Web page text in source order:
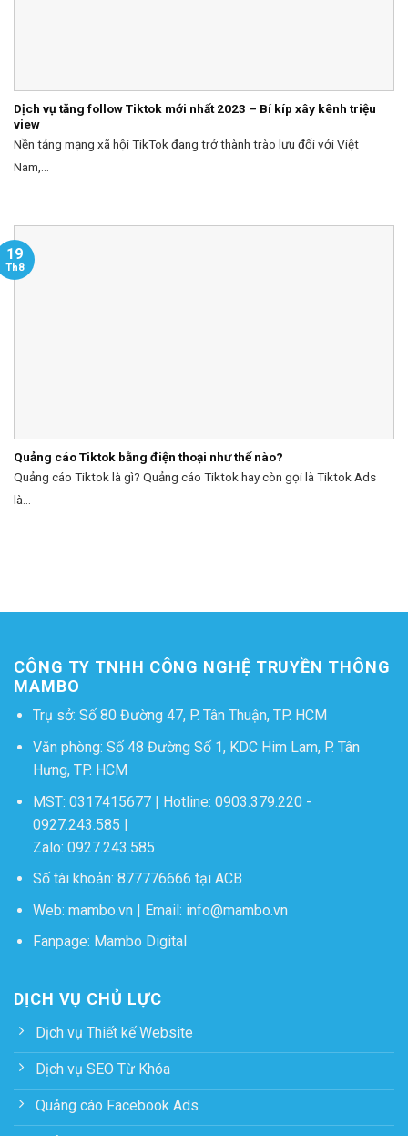
Dịch vụ tăng follow Tiktok mới nhất 2023 – Bí kíp xây kênh triệu
view
Nền tảng mạng xã hội TikTok đang trở thành trào lưu đối với Việt
Nam,...
Quảng cáo Tiktok bằng điện thoại như thế nào?
Quảng cáo Tiktok là gì? Quảng cáo Tiktok hay còn gọi là Tiktok Ads
là...
19
Th8
CÔNG TY TNHH CÔNG NGHỆ TRUYỀN THÔNG
MAMBO
Trụ sở: Số 80 Đường 47, P. Tân Thuận, TP. HCM
Văn phòng: Số 48 Đường Số 1, KDC Him Lam, P. Tân
Hưng, TP. HCM
MST: 0317415677 | Hotline: 0903.379.220-
0927.243.585 |
Zalo: 0927.243.585
Số tài khoản: 877776666 tại ACB
Web: mambo.vn| Email: info@mambo.vn
Fanpage: Mambo Digital
DỊCH VỤ CHỦ LỰC
Dịch vụ Thiết kế Website
Dịch vụ SEO Từ Khóa
Quảng cáo Facebook Ads